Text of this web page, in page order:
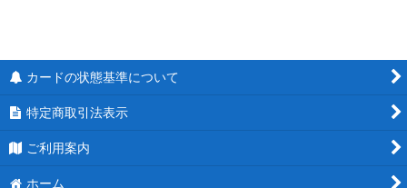
カードの状態基準について
特定商取引法表示
ご利用案内
ホーム